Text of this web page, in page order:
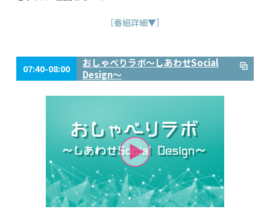
［番組詳細▼］
07:40-08:00
おしゃべりラボ～しあわせSocial
Design～